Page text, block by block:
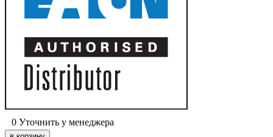
0 Уточнить у менеджера